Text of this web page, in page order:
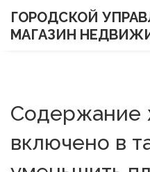
ГОРОДСКОЙ
МАГАЗИН
Содержание
включено в